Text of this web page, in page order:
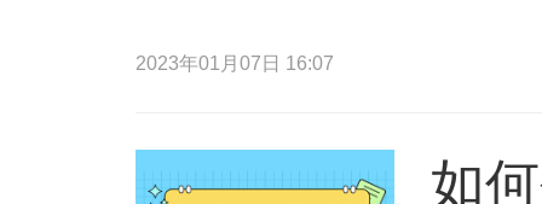
2023年01月07日 16:07
如